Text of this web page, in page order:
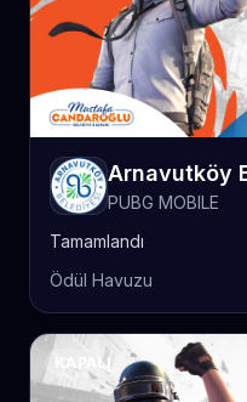
PUBG MOBILE
Tamamlandı
Ödül Havuzu
KAPALI